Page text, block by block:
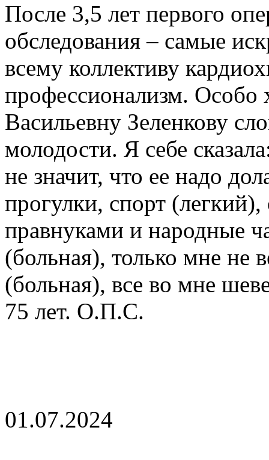
После 3,5 лет первого
обследования – самые
всему коллективу
профессионализм. Особо
Васильевну Зеленкову
молодости. Я себе
не значит, что ее надо
прогулки, спорт
правнуками и народные
(больная), только мне не
(больная), все во мне
75 лет. О.П.С.
01.07.2024